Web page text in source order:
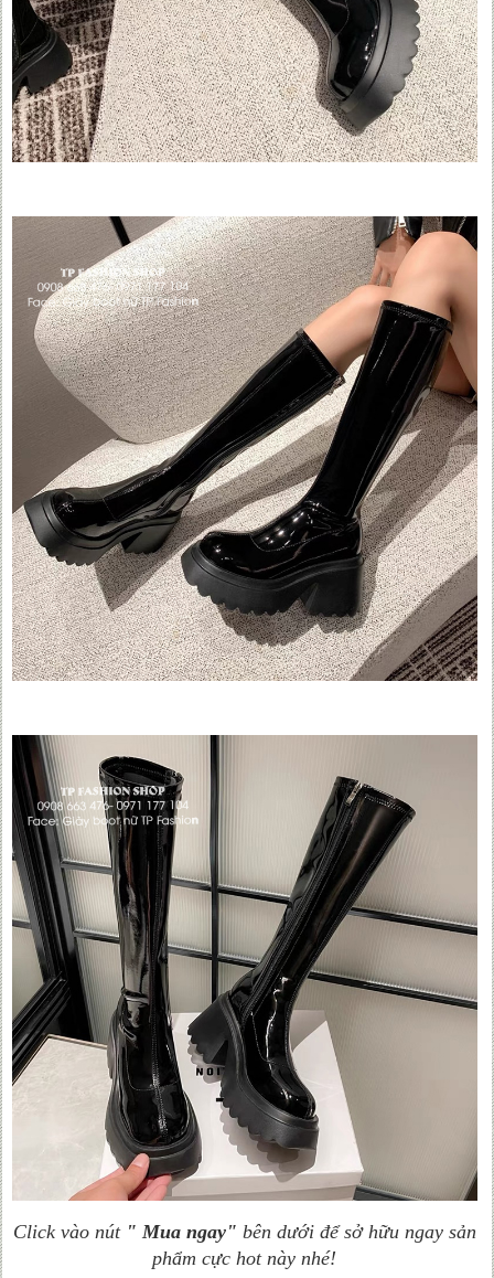
Click vào nút " Mua ngay" bên dưới để sở hữu ngay sản
phẩm cực hot này nhé!